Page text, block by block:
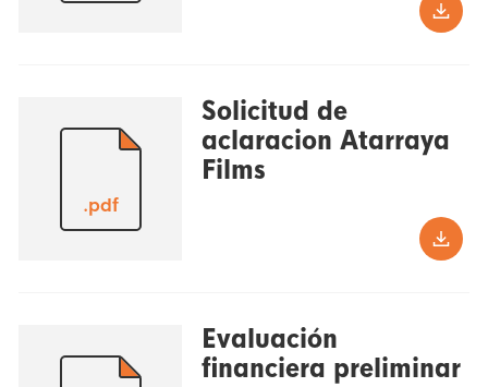
.pdf
Solicitud de
aclaracion Atarraya
Films
Evaluación
financiera preliminar